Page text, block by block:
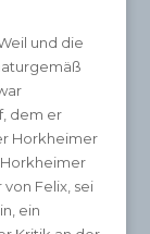
und die
dem er
Horkheimer
Felix, sei
ein